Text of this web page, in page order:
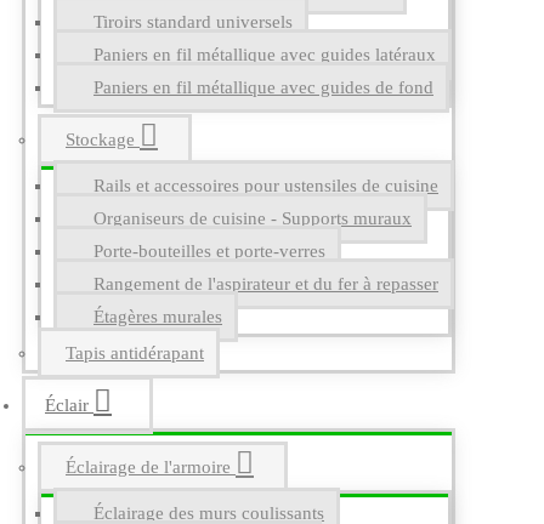
Tiroirs standard universels
Paniers en fil métallique avec guides latéraux
Paniers en fil métallique avec guides de fond
Stockage
Rails et accessoires pour ustensiles de cuisine
Organiseurs de cuisine - Supports muraux
Porte-bouteilles et porte-verres
Rangement de l'aspirateur et du fer à repasser
Étagères murales
Tapis antidérapant
Éclair
Éclairage de l'armoire
Éclairage des murs coulissants